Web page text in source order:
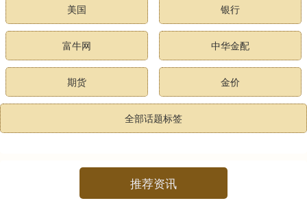
美国 银行
富牛网 中华金配
期货 金价
全部话题标签
推荐资讯